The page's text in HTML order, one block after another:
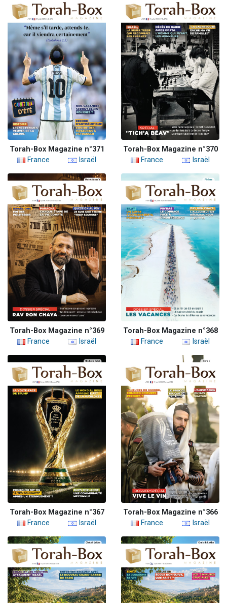
Torah-Box Magazine n°371
France
Israël
Torah-Box Magazine n°370
France
Israël
Torah-Box Magazine n°369
France
Israël
Torah-Box Magazine n°368
France
Israël
Torah-Box Magazine n°367
France
Israël
Torah-Box Magazine n°366
France
Israël